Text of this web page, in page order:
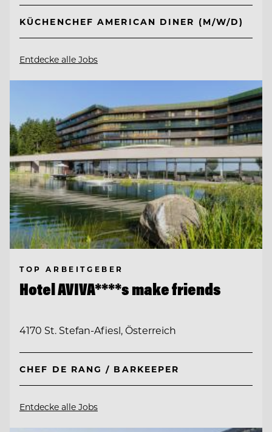
KÜCHENCHEF AMERICAN DINER (M/W/D)
Entdecke alle Jobs
TOP ARBEITGEBER
Hotel AVIVA****s make friends
4170 St. Stefan-Afiesl, Österreich
CHEF DE RANG / BARKEEPER
Entdecke alle Jobs